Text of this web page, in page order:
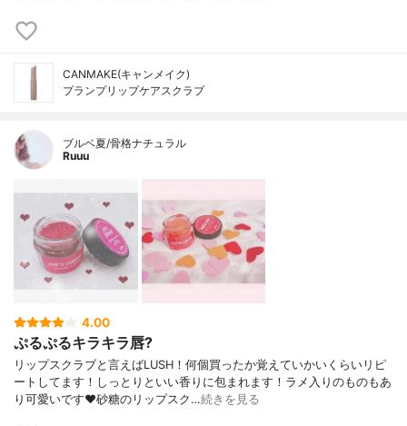
CANMAKE(キャンメイク)
プランプリップケアスクラブ
ブルベ夏/骨格ナチュラル
Ruuu
4.00
ぷるぷるキラキラ唇?
リップスクラブと言えばLUSH！何個買ったか覚えていかいくらいリピ
ートしてます！しっとりといい香りに包まれます！ラメ入りのものもあ
り可愛いです❤砂糖のリップスク…続きを見る